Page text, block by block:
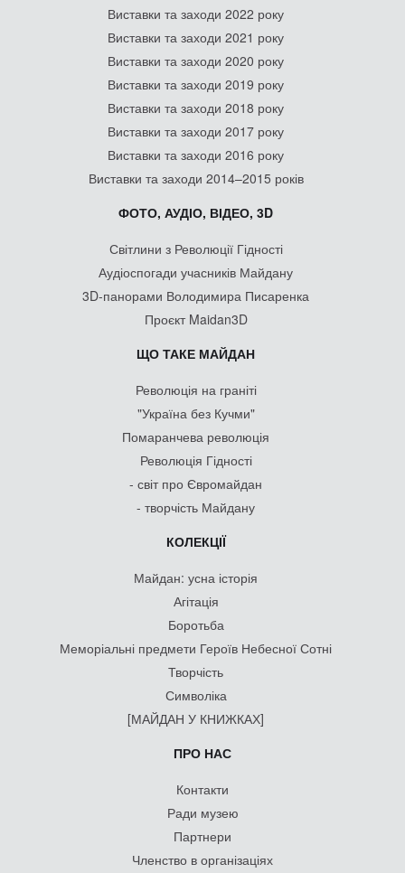
Виставки та заходи 2022 року
Виставки та заходи 2021 року
Виставки та заходи 2020 року
Виставки та заходи 2019 року
Виставки та заходи 2018 року
Виставки та заходи 2017 року
Виставки та заходи 2016 року
Виставки та заходи 2014–2015 років
ФОТО, АУДІО, ВІДЕО, 3D
Світлини з Революції Гідності
Аудіоспогади учасників Майдану
3D-панорами Володимира Писаренка
Проєкт Maidan3D
ЩО ТАКЕ МАЙДАН
Революція на граніті
"Україна без Кучми"
Помаранчева революція
Революція Гідності
- світ про Євромайдан
- творчість Майдану
КОЛЕКЦІЇ
Майдан: усна історія
Агітація
Боротьба
Меморіальні предмети Героїв Небесної Сотні
Творчість
Символіка
[МАЙДАН У КНИЖКАХ]
ПРО НАС
Контакти
Ради музею
Партнери
Членство в організаціях